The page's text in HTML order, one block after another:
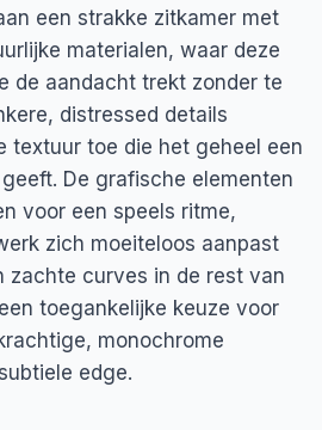
een strakke zitkamer met
materialen, waar deze
de aandacht trekt zonder te
distressed details
textuur toe die het geheel een
De grafische elementen
voor een speels ritme,
zich moeiteloos aanpast
zachte curves in de rest van
toegankelijke keuze voor
monochrome
edge.